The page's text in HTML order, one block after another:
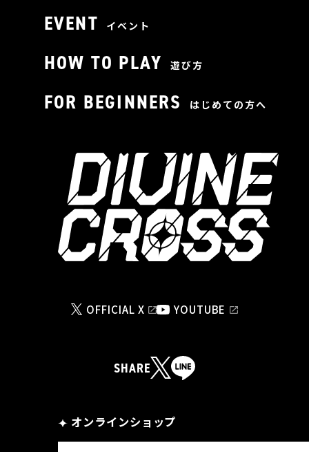
EVENT イベント
HOW TO PLAY 遊び方
FOR BEGINNERS はじめての方へ
OFFICIAL X YOUTUBE
SHARE
オンラインショップ